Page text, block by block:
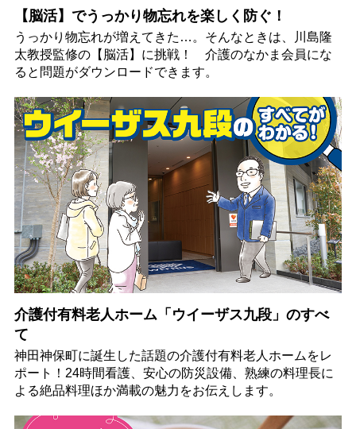
【脳活】でうっかり物忘れを楽しく防ぐ！
うっかり物忘れが増えてきた…。そんなときは、川島隆
太教授監修の【脳活】に挑戦！ 介護のなかま会員にな
ると問題がダウンロードできます。
介護付有料老人ホーム「ウイーザス九段」のすべ
て
神田神保町に誕生した話題の介護付有料老人ホームをレ
ポート！24時間看護、安心の防災設備、熟練の料理長に
よる絶品料理ほか満載の魅力をお伝えします。